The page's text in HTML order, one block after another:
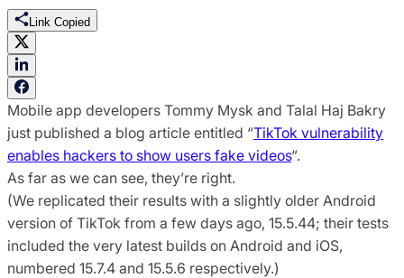
Link Copied
Mobile app developers Tommy Mysk and Talal Haj Bakry
just published a blog article entitled “TikTok vulnerability
enables hackers to show users fake videos“.
As far as we can see, they’re right.
(We replicated their results with a slightly older Android
version of TikTok from a few days ago, 15.5.44; their tests
included the very latest builds on Android and iOS,
numbered 15.7.4 and 15.5.6 respectively.)